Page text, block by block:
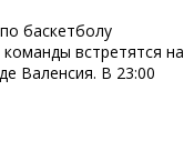
баскетболу
команды встретятся на
Валенсия. В 23:00